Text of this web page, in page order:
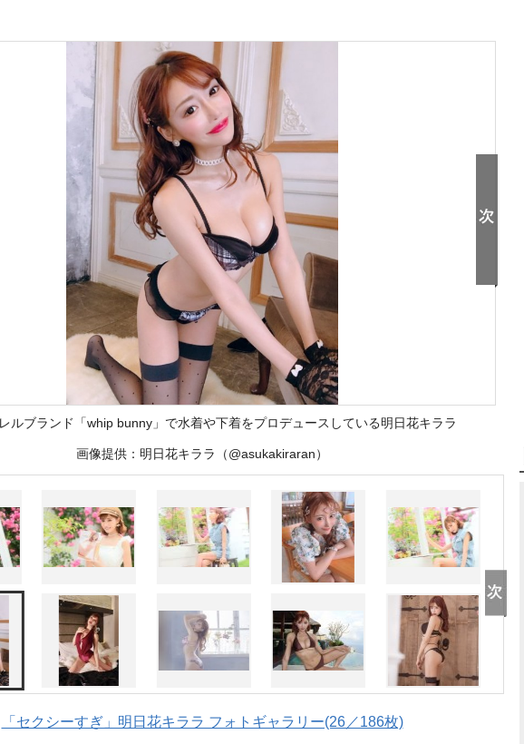
ルブランド「whip bunny」で水着や下着をプロデュースしている明日花キララ
画像提供：明日花キララ（@asukakiraran）
「セクシーすぎ」明日花キララ フォトギャラリー(26／186枚)